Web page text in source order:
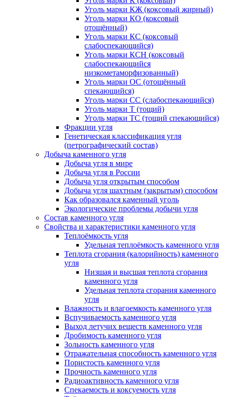
Уголь марки КЖ (коксовый жирный)
Уголь марки КО (коксовый
отощённый)
Уголь марки КС (коксовый
слабоспекающийся)
Уголь марки КСН (коксовый
слабоспекающийся
низкометаморфизованный)
Уголь марки ОС (отощённый
спекающийся)
Уголь марки СС (слабоспекающийся)
Уголь марки Т (тощий)
Уголь марки ТС (тощий спекающийся)
Фракции угля
Генетическая классификация угля
(петрографический состав)
Добыча каменного угля
Добыча угля в мире
Добыча угля в России
Добыча угля открытым способом
Добыча угля шахтным (закрытым) способом
Как образовался каменный уголь
Экологические проблемы добычи угля
Состав каменного угля
Свойства и характеристики каменного угля
Теплоёмкость угля
Удельная теплоёмкость каменного угля
Теплота сгорания (калорийность) каменного
угля
Низшая и высшая теплота сгорания
каменного угля
Удельная теплота сгорания каменного
угля
Влажность и влагоемкость каменного угля
Вспучиваемость каменного угля
Выход летучих веществ каменного угля
Дробимость каменного угля
Зольность каменного угля
Отражательная способность каменного угля
Пористость каменного угля
Прочность каменного угля
Радиоактивность каменного угля
Спекаемость и коксуемость угля